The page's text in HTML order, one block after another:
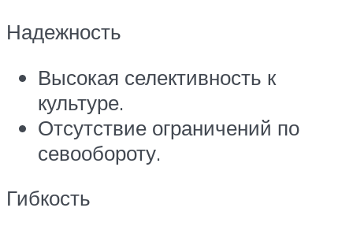
Надежность
Высокая селективность к
культуре.
Отсутствие ограничений по
севообороту.
Гибкость